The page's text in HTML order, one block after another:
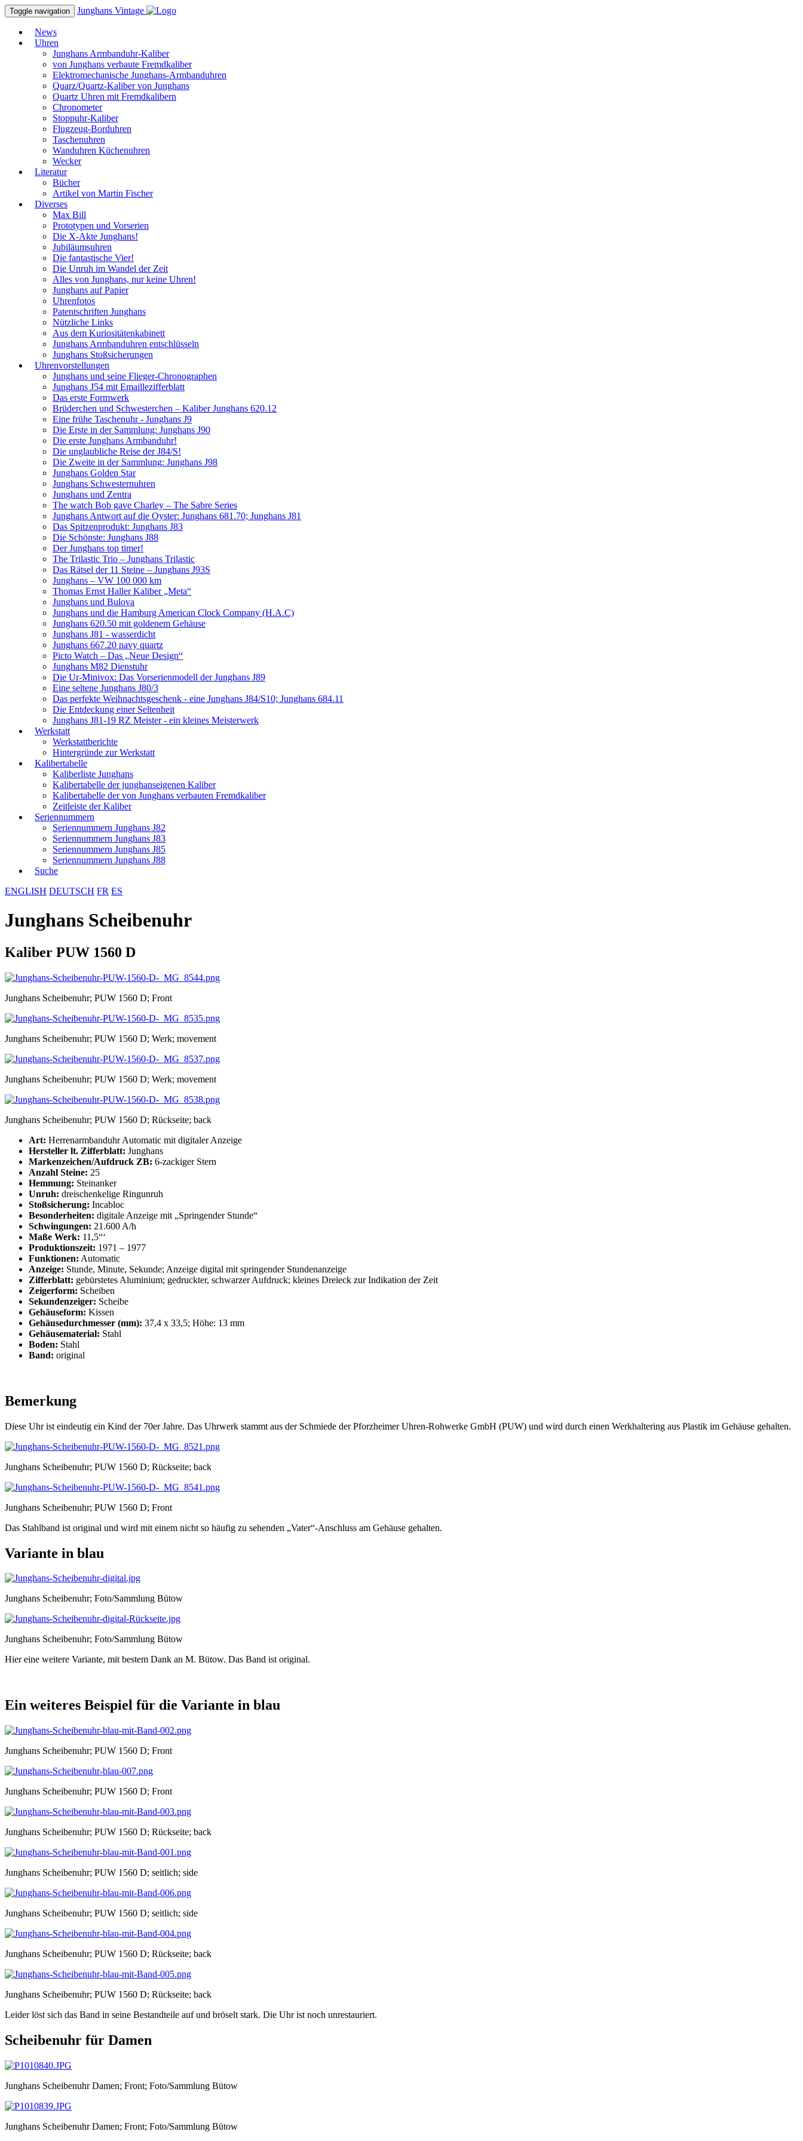
Toggle navigation Junghans Vintage
News
Uhren
Junghans Armbanduhr-Kaliber
von Junghans verbaute Fremdkaliber
Elektromechanische Junghans-Armbanduhren
Quarz/Quartz-Kaliber von Junghans
Quartz Uhren mit Fremdkalibern
Chronometer
Stoppuhr-Kaliber
Flugzeug-Borduhren
Taschenuhren
Wanduhren Küchenuhren
Wecker
Literatur
Bücher
Artikel von Martin Fischer
Diverses
Max Bill
Prototypen und Vorserien
Die X-Akte Junghans!
Jubiläumsuhren
Die fantastische Vier!
Die Unruh im Wandel der Zeit
Alles von Junghans, nur keine Uhren!
Junghans auf Papier
Uhrenfotos
Patentschriften Junghans
Nützliche Links
Aus dem Kuriositätenkabinett
Junghans Armbanduhren entschlüsseln
Junghans Stoßsicherungen
Uhrenvorstellungen
Junghans und seine Flieger-Chronographen
Junghans J54 mit Emaillezifferblatt
Das erste Formwerk
Brüderchen und Schwesterchen – Kaliber Junghans 620.12
Eine frühe Taschenuhr - Junghans J9
Die Erste in der Sammlung: Junghans J90
Die erste Junghans Armbanduhr!
Die unglaubliche Reise der J84/S!
Die Zweite in der Sammlung: Junghans J98
Junghans Golden Star
Junghans Schwesternuhren
Junghans und Zentra
The watch Bob gave Charley – The Sabre Series
Junghans Antwort auf die Oyster: Junghans 681.70; Junghans J81
Das Spitzenprodukt: Junghans J83
Die Schönste: Junghans J88
Der Junghans top timer!
The Trilastic Trio – Junghans Trilastic
Das Rätsel der 11 Steine – Junghans J93S
Junghans – VW 100 000 km
Thomas Ernst Haller Kaliber „Meta“
Junghans und Bulova
Junghans und die Hamburg American Clock Company (H.A.C)
Junghans 620.50 mit goldenem Gehäuse
Junghans J81 - wasserdicht
Junghans 667.20 navy quartz
Picto Watch – Das „Neue Design“
Junghans M82 Dienstuhr
Die Ur-Minivox: Das Vorserienmodell der Junghans J89
Eine seltene Junghans J80/3
Das perfekte Weihnachtsgeschenk - eine Junghans J84/S10; Junghans 684.11
Die Entdeckung einer Seltenheit
Junghans J81-19 RZ Meister - ein kleines Meisterwerk
Werkstatt
Werkstattberichte
Hintergründe zur Werkstatt
Kalibertabelle
Kaliberliste Junghans
Kalibertabelle der junghanseigenen Kaliber
Kalibertabelle der von Junghans verbauten Fremdkaliber
Zeitleiste der Kaliber
Seriennummern
Seriennummern Junghans J82
Seriennummern Junghans J83
Seriennummern Junghans J85
Seriennummern Junghans J88
Suche
ENGLISH DEUTSCH FR ES
Junghans Scheibenuhr
Kaliber PUW 1560 D
Junghans Scheibenuhr; PUW 1560 D; Front
Junghans Scheibenuhr; PUW 1560 D; Werk; movement
Junghans Scheibenuhr; PUW 1560 D; Werk; movement
Junghans Scheibenuhr; PUW 1560 D; Rückseite; back
Art: Herrenarmbanduhr Automatic mit digitaler Anzeige
Hersteller lt. Zifferblatt: Junghans
Markenzeichen/Aufdruck ZB: 6-zackiger Stern
Anzahl Steine: 25
Hemmung: Steinanker
Unruh: dreischenkelige Ringunruh
Stoßsicherung: Incabloc
Besonderheiten: digitale Anzeige mit „Springender Stunde“
Schwingungen: 21.600 A/h
Maße Werk: 11,5“‘
Produktionszeit: 1971 – 1977
Funktionen: Automatic
Anzeige: Stunde, Minute, Sekunde; Anzeige digital mit springender Stundenanzeige
Zifferblatt: gebürstetes Aluminium; gedruckter, schwarzer Aufdruck; kleines Dreieck zur Indikation der Zeit
Zeigerform: Scheiben
Sekundenzeiger: Scheibe
Gehäuseform: Kissen
Gehäusedurchmesser (mm): 37,4 x 33,5; Höhe: 13 mm
Gehäusematerial: Stahl
Boden: Stahl
Band: original
Bemerkung
Diese Uhr ist eindeutig ein Kind der 70er Jahre. Das Uhrwerk stammt aus der Schmiede der Pforzheimer Uhren-Rohwerke GmbH (PUW) und wird durch einen Werkhaltering aus Plastik im Gehäuse gehalten.
Junghans Scheibenuhr; PUW 1560 D; Rückseite; back
Junghans Scheibenuhr; PUW 1560 D; Front
Das Stahlband ist original und wird mit einem nicht so häufig zu sehenden „Vater“-Anschluss am Gehäuse gehalten.
Variante in blau
Junghans Scheibenuhr; Foto/Sammlung Bütow
Junghans Scheibenuhr; Foto/Sammlung Bütow
Hier eine weitere Variante, mit bestem Dank an M. Bütow. Das Band ist original.
Ein weiteres Beispiel für die Variante in blau
Junghans Scheibenuhr; PUW 1560 D; Front
Junghans Scheibenuhr; PUW 1560 D; Front
Junghans Scheibenuhr; PUW 1560 D; Rückseite; back
Junghans Scheibenuhr; PUW 1560 D; seitlich; side
Junghans Scheibenuhr; PUW 1560 D; seitlich; side
Junghans Scheibenuhr; PUW 1560 D; Rückseite; back
Junghans Scheibenuhr; PUW 1560 D; Rückseite; back
Leider löst sich das Band in seine Bestandteile auf und bröselt stark. Die Uhr ist noch unrestauriert.
Scheibenuhr für Damen
Junghans Scheibenuhr Damen; Front; Foto/Sammlung Bütow
Junghans Scheibenuhr Damen; Front; Foto/Sammlung Bütow